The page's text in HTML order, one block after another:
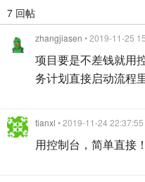
7 回帖
zhangjiasen • 2019-11-25
项目要是不差钱就用
务计划直接启动流程
tianxl • 2019-11-24 22:37:55
用控制台，简单直接！